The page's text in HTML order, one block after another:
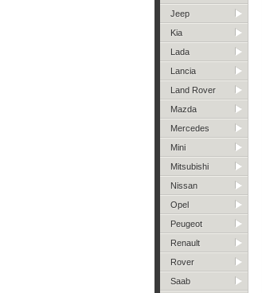
Jeep
Kia
Lada
Lancia
Land Rover
Mazda
Mercedes
Mini
Mitsubishi
Nissan
Opel
Peugeot
Renault
Rover
Saab